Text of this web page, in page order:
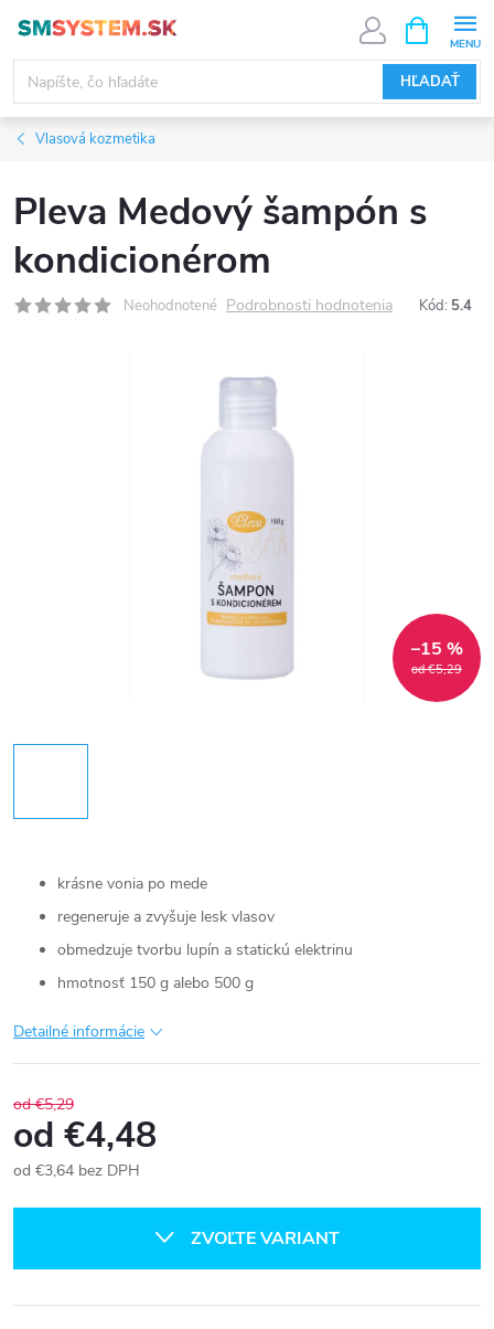
obsah
HĽADAŤ
KOŠÍK
Vlasová kozmetika
Pleva Medový šampón s
kondicionérom
Neohodnotené Podrobnosti hodnotenia Kód: 5.4
od €5,29
–15 %
krásne vonia po mede
regeneruje a zvyšuje lesk vlasov
obmedzuje tvorbu lupín a statickú elektrinu
hmotnosť 150 g alebo 500 g
Detailné informácie
od €5,29
od €4,48
od €3,64 bez DPH
ZVOĽTE VARIANT